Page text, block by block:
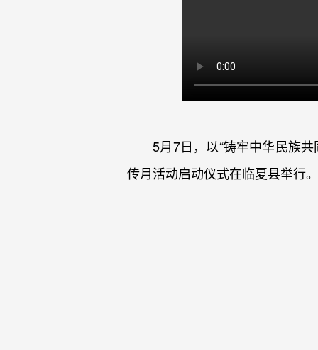
5月7日，以“铸牢中华民族
传月活动启动仪式在临夏县举行